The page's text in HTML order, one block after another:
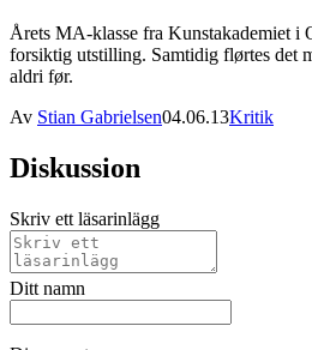
Årets MA-klasse fra Kunstakademiet i
forsiktig utstilling. Samtidig flørtes det
aldri før.
Av Stian Gabrielsen04.06.13Kritik
Diskussion
Skriv ett läsarinlägg
Ditt namn